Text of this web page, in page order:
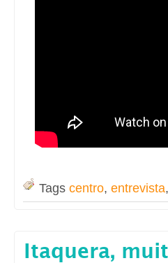
Tags centro, entrevista,
Itaquera,